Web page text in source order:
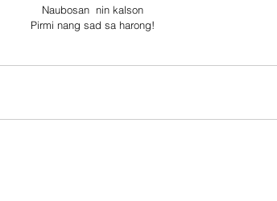
Naubosan  nin kalson
Pirmi nang sad sa harong!